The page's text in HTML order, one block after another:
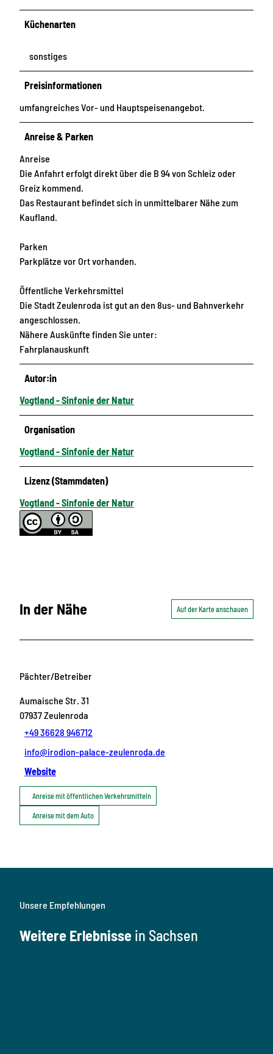
Küchenarten
sonstiges
Preisinformationen
umfangreiches Vor- und Hauptspeisenangebot.
Anreise & Parken
Anreise
Die Anfahrt erfolgt direkt über die B 94 von Schleiz oder
Greiz kommend.
Das Restaurant befindet sich in unmittelbarer Nähe zum
Kaufland.
Parken
Parkplätze vor Ort vorhanden.
Öffentliche Verkehrsmittel
Die Stadt Zeulenroda ist gut an den 8us- und Bahnverkehr
angeschlossen.
Nähere Auskünfte finden Sie unter:
Fahrplanauskunft
Autor:in
Vogtland - Sinfonie der Natur
Organisation
Vogtland - Sinfonie der Natur
Lizenz (Stammdaten)
Vogtland - Sinfonie der Natur
In der Nähe Auf der Karte anschauen
Pächter/Betreiber
Aumaische Str. 31
07937Zeulenroda
+49 36628 946712
info@irodion-palace-zeulenroda.de
Website
Anreise mit öffentlichen Verkehrsmitteln
Anreise mit dem Auto
Unsere Empfehlungen
Weitere Erlebnisse in Sachsen